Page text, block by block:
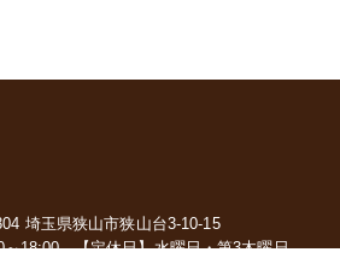
埼玉県狭山市狭山台3-10-15
～18:00【定休日】水曜日・第3木曜日